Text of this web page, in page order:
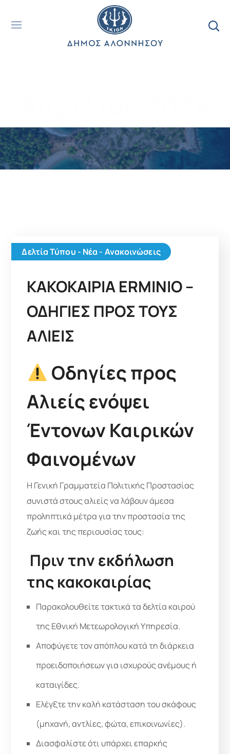
Δελτία Τύπου - Νέα - Ανακοινώσεις
ΚΑΚΟΚΑΙΡΙΑ ERMINIO –
ΟΔΗΓΙΕΣ ΠΡΟΣ ΤΟΥΣ
ΑΛΙΕΙΣ
Οδηγίες προς
Αλιείς ενόψει
Έντονων Καιρικών
Φαινομένων
Η Γενική Γραμματεία Πολιτικής Προστασίας
συνιστά στους αλιείς να λάβουν άμεσα
προληπτικά μέτρα για την προστασία της
ζωής και της περιουσίας τους:
Πριν την εκδήλωση
της κακοκαιρίας
Παρακολουθείτε τακτικά τα δελτία καιρού
της Εθνική Μετεωρολογική Υπηρεσία.
Αποφύγετε τον απόπλου κατά τη διάρκεια
προειδοποιήσεων για ισχυρούς ανέμους ή
καταιγίδες.
Ελέγξτε την καλή κατάσταση του σκάφους
(μηχανή, αντλίες, φώτα, επικοινωνίες).
Διασφαλίστε ότι υπάρχει επαρκής